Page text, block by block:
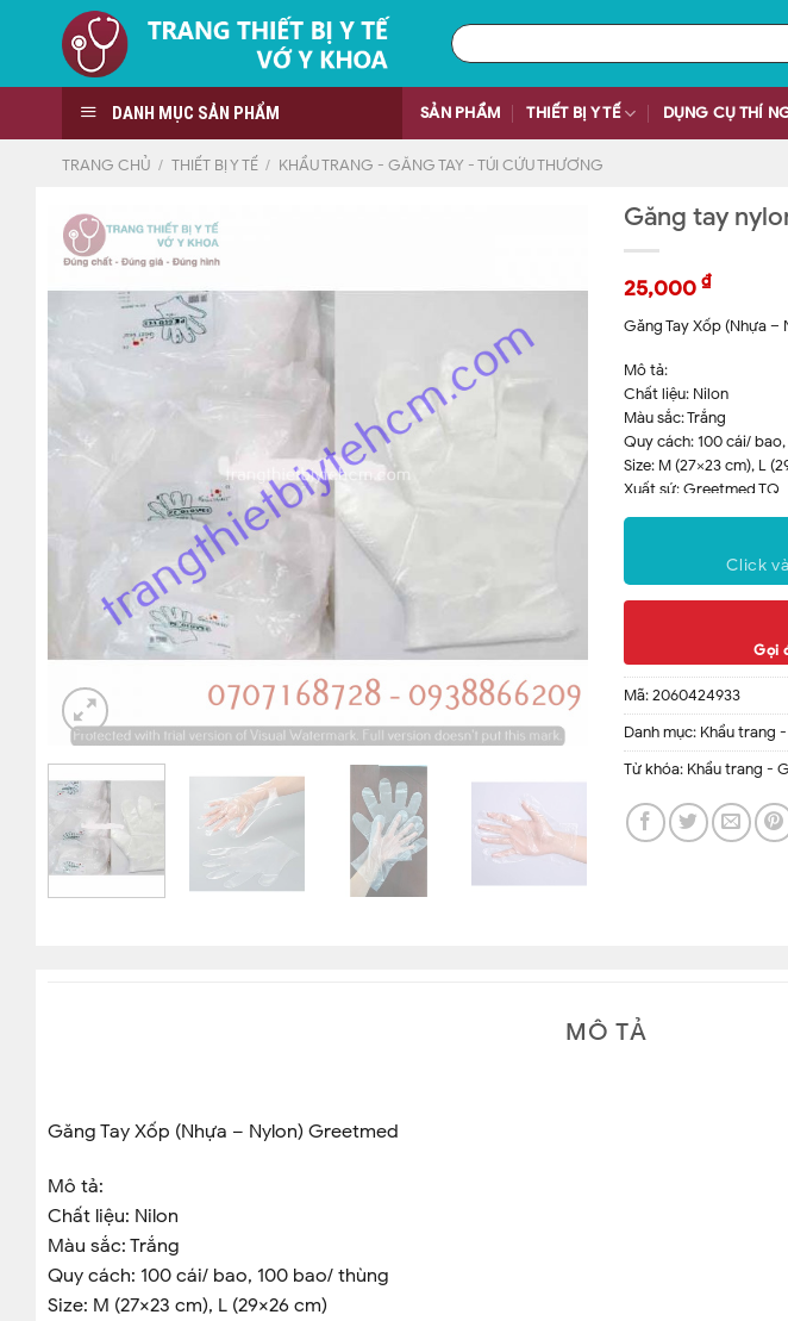
Tìm
kiếm:
DANH MỤC SẢN PHẨM SẢN PHẨM THIẾT BỊ Y TẾ DỤNG CỤ THÍ
TRANG CHỦ / THIẾT BỊ Y TẾ / KHẨU TRANG - GĂNG TAY - TÚI CỨU THƯƠNG
Găng tay
25,000 ₫
Găng Tay Xốp (Nhựa –
Mô tả:
Chất liệu: Nilon
Màu sắc: Trắng
Quy cách: 100 cái/
Size: M (27×23 cm), L
Xuất sứ: Greetmed TQ
Click
Gọi
Mã:2060424933
Danh mục: Khẩu trang
Từ khóa: Khẩu trang -
MÔ TẢ
Găng Tay Xốp (Nhựa – Nylon) Greetmed
Mô tả:
Chất liệu: Nilon
Màu sắc: Trắng
Quy cách: 100 cái/ bao, 100 bao/ thùng
Size: M (27×23 cm), L (29×26 cm)